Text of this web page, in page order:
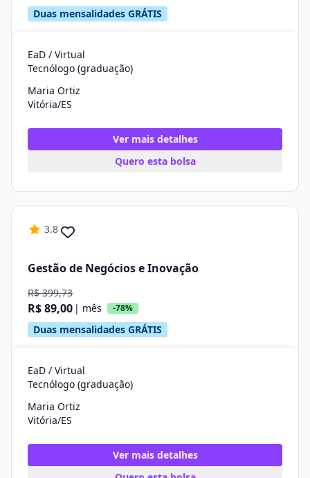
Duas mensalidades GRÁTIS
EaD / Virtual
Tecnólogo (graduação)
Maria Ortiz
Vitória/ES
Ver mais detalhes
Quero esta bolsa
3.8
Gestão de Negócios e Inovação
R$ 399,73
R$ 89,00 | mês -78%
Duas mensalidades GRÁTIS
EaD / Virtual
Tecnólogo (graduação)
Maria Ortiz
Vitória/ES
Ver mais detalhes